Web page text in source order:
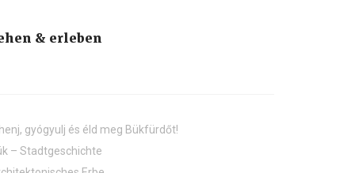
gyógyulj és éld meg Bükfürdőt!
– Stadtgeschichte